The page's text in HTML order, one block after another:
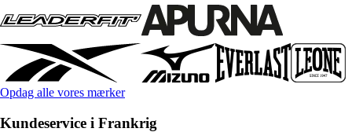
Opdag alle vores mærker
Kundeservice i Frankrig